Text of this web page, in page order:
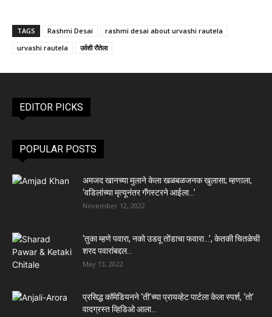
TAGS Rashmi Desai
rashmi desai about urvashi rautela
urvashi rautela
उर्वशी रौतेला
EDITOR PICKS
POPULAR POSTS
अमजद खानच्या मुलाने केला खळबळजनक खुलासा; म्हणाला,
‘वडिलांच्या मृत्यूनंतर गॅंगस्टरने आईला…’
November 12, 2022
‘तुका म्हणे पवारा, नको उडवू तोंडाचा फवारा…’, केतकी चितळेची
शरद पवारांबद्दल...
May 13, 2022
प्रसिद्ध कॉमेडियनने ‘ती’च्या प्रायव्हेट पार्टला केला स्पर्श, ‘तो’
वादग्रस्त व्हिडिओ आला...